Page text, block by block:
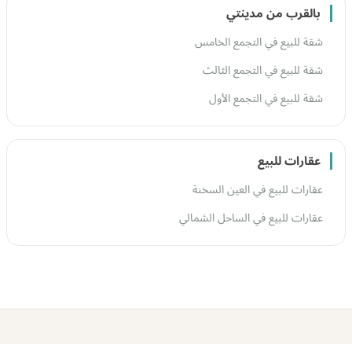
بالقرب من مدينتي
شقة للبيع في التجمع الخامس
شقة للبيع في التجمع الثالث
شقة للبيع في التجمع الأول
عقارات للبيع
عقارات للبيع في العين السخنة
عقارات للبيع في الساحل الشمالي